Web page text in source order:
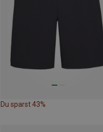
Du sparst 43%